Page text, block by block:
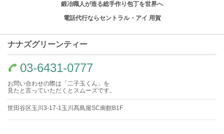
鍛冶職人が造る総手作り包丁を世界へ
電話代行ならセントラル・アイ 用賀
ナナズグリーンティー
03-6431-0777
お問い合わせの際は「二子玉くん」を
見たと言っていただくとスムーズです。
世田谷区玉川3-17-1玉川髙島屋SC南館B1F